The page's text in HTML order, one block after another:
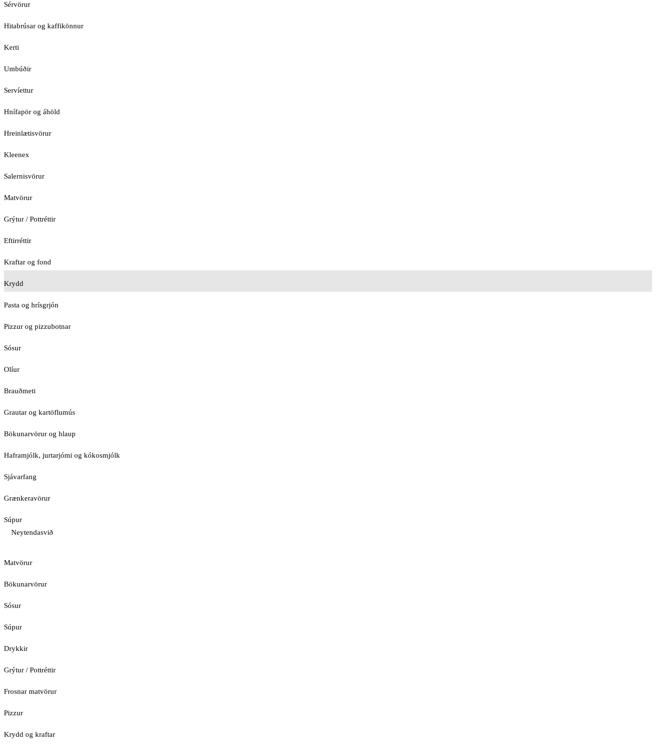
Sérvörur
Hitabrúsar og kaffikönnur
Kerti
Umbúðir
Servíettur
Hnífapör og áhöld
Hreinlætisvörur
Kleenex
Salernisvörur
Matvörur
Grýtur / Pottréttir
Eftirréttir
Kraftar og fond
Krydd
Pasta og hrísgrjón
Pizzur og pizzubotnar
Sósur
Olíur
Brauðmeti
Grautar og kartöflumús
Bökunarvörur og hlaup
Haframjólk, jurtarjómi og kókosmjólk
Sjávarfang
Grænkeravörur
Súpur
Neytendasvið
Matvörur
Bökunarvörur
Sósur
Súpur
Drykkir
Grýtur / Pottréttir
Frosnar matvörur
Pizzur
Krydd og kraftar